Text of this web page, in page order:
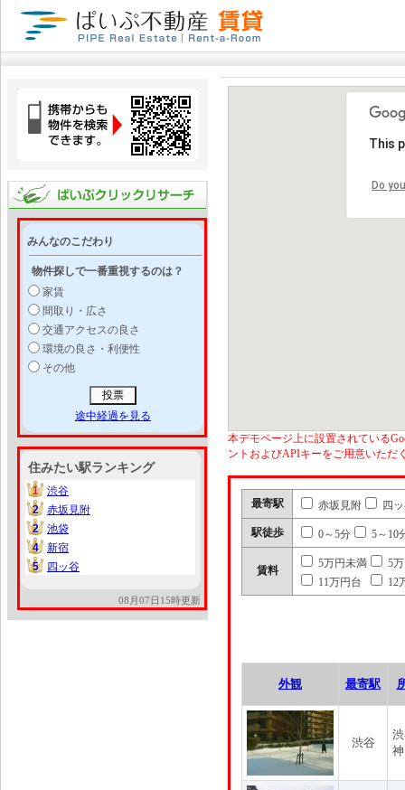
みんなのこだわり
物件探しで一番重視するのは？
家賃
間取り・広さ
交通アクセスの良さ
環境の良さ・利便性
その他
途中経過を見る
住みたい駅ランキング
1
1
渋谷
2
2
赤坂見附
2
2
池袋
4
4
新宿
5
5 四ッ谷
08月07日15時更新
This
Do
本デモページ上に設置されている
ントおよびAPIキーをご用意いただ
最寄駅 赤坂見附 四
駅徒歩 0～5分 5～10
賃料
5万円未満
5
11万円台
12
外観 最寄駅
渋谷